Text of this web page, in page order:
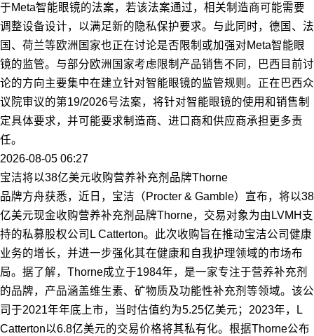
于Meta智能眼镜的法案，若该法案通过，相关制造商可能需要
调整设备设计，以满足新的隐私保护要求。与此同时，德国、法
国、荷兰等欧洲国家也正在讨论是否限制或加强对Meta智能眼
镜的监管。与部分欧洲国家考虑限制产品销售不同，巴西目前讨
论的方向主要集中在建立针对智能眼镜的监管规则。正在巴西众
议院审议的第19/2026号法案，将针对智能眼镜的使用和销售制
定具体要求，并可能要求制造商、进口商和供应商承担更多责
任。
2026-08-05 06:27
宝洁将以38亿美元收购营养补充剂品牌Thorne
品牌方舟获悉，近日，宝洁（Procter & Gamble）宣布，将以38
亿美元现金收购营养补充剂品牌Thorne，交易对象为由LVMH支
持的私募股权公司L Catterton。此次收购旨在推动宝洁公司健康
业务的增长，并进一步强化其在健康和自我护理领域的市场布
局。据了解，Thorne成立于1984年，是一家专注于营养补充剂
的品牌，产品涵盖维生素、矿物质及功能性补充剂等领域。该公
司于2021年年底上市，当时估值约为5.25亿美元；2023年，L
Catterton以6.8亿美元的交易价格将其私有化。根据Thorne公布